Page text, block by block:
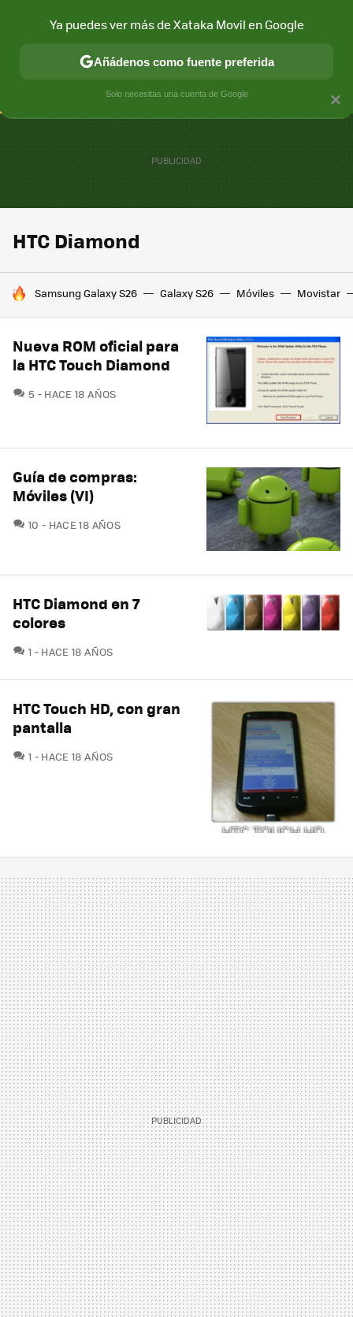
CONECTIVIDAD MÓVIL Y SOCIEDAD APLICACIONES
HTC Diamond
HOY SE HABLA DE
Samsung Galaxy S26 Galaxy S26 Móviles Movistar
Nueva ROM oficial para
la HTC Touch Diamond
5 COMENTARIOS
HACE 18 AÑOS
Guía de compras:
Móviles (VI)
10 COMENTARIOS
HACE 18 AÑOS
HTC Diamond en 7
colores
1 COMENTARIOS
HACE 18 AÑOS
HTC Touch HD, con gran
pantalla
1 COMENTARIOS
HACE 18 AÑOS
×
Ya puedes ver más de Xataka Movil en Google
Añádenos como fuente preferida
Solo necesitas una cuenta de Google